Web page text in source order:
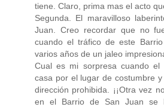
tiene. Claro, prima mas el acto
Segunda. El maravilloso
Juan. Creo recordar que no
cuando el tráfico de este
varios años de un jaleo
Cual es mi sorpresa cuando
casa por el lugar de costumbre
dirección prohibida. ¡¡Otra vez
en el Barrio de San Juan se